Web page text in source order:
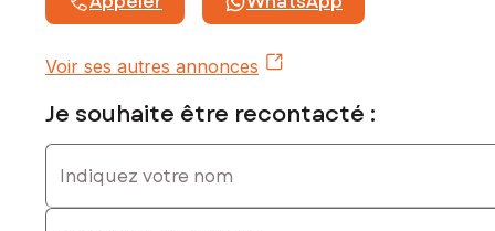
Voir ses autres annonces
Je souhaite être recontacté :
Indiquez votre nom
Indiquez votre prénom